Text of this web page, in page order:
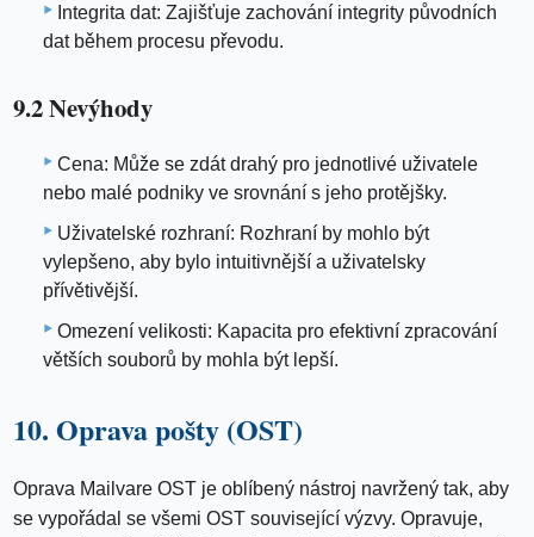
Integrita dat: Zajišťuje zachování integrity původních
dat během procesu převodu.
9.2 Nevýhody
Cena: Může se zdát drahý pro jednotlivé uživatele
nebo malé podniky ve srovnání s jeho protějšky.
Uživatelské rozhraní: Rozhraní by mohlo být
vylepšeno, aby bylo intuitivnější a uživatelsky
přívětivější.
Omezení velikosti: Kapacita pro efektivní zpracování
větších souborů by mohla být lepší.
10. Oprava pošty (OST)
Oprava Mailvare OST je oblíbený nástroj navržený tak, aby
se vypořádal se všemi OST související výzvy. Opravuje,